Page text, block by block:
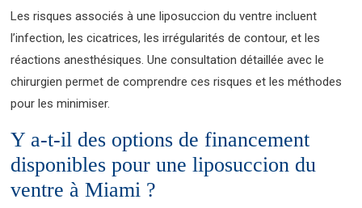
Les risques associés à une liposuccion du ventre incluent
l’infection, les cicatrices, les irrégularités de contour, et les
réactions anesthésiques. Une consultation détaillée avec le
chirurgien permet de comprendre ces risques et les méthodes
pour les minimiser.
Y a-t-il des options de financement
disponibles pour une liposuccion du
ventre à Miami ?